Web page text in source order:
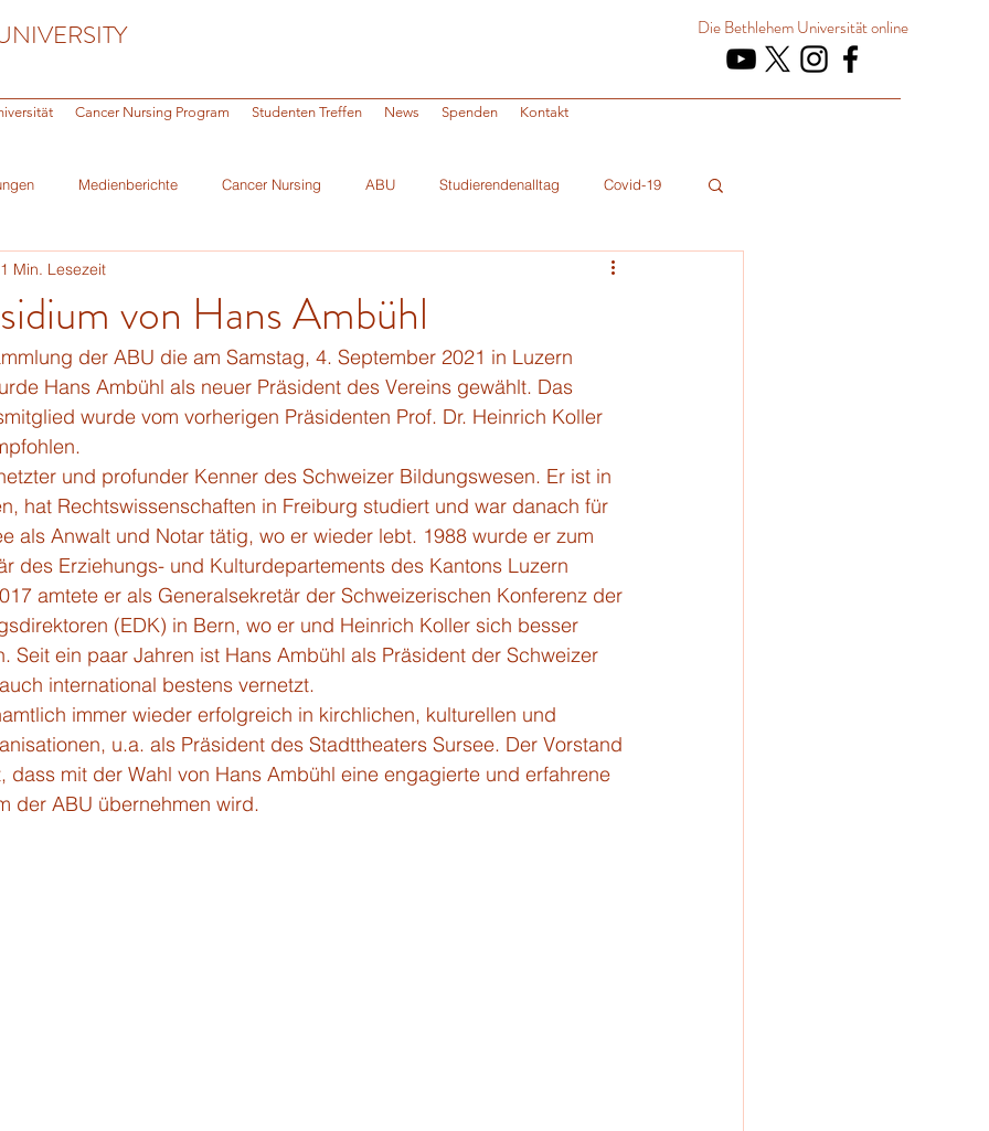
Die Bethlehem Universitätonline
Cancer Nursing Program Studenten Treffen News Spenden Kontakt
Medienberichte Cancer Nursing ABU Studierendenalltag Covid-19
von Hans Ambühl
1 Min. Lesezeit
der ABU die am Samstag, 4. September 2021 in Luzern
Hans Ambühl als neuer Präsident des Vereins gewählt. Das
wurde vom vorherigen Präsidenten Prof. Dr. Heinrich Koller
und profunder Kenner des Schweizer Bildungswesen. Er ist in
hat Rechtswissenschaften in Freiburg studiert und war danach für
als Anwalt und Notar tätig, wo er wieder lebt. 1988 wurde er zum
des Erziehungs- und Kulturdepartements des Kantons Luzern
amtete er als Generalsekretär der Schweizerischen Konferenz der
(EDK) in Bern, wo er und Heinrich Koller sich besser
Seit ein paar Jahren ist Hans Ambühl als Präsident der Schweizer
international bestens vernetzt.
immer wieder erfolgreich in kirchlichen, kulturellen und
u.a. als Präsident des Stadttheaters Sursee. Der Vorstand
dass mit der Wahl von Hans Ambühl eine engagierte und erfahrene
der ABU übernehmen wird.